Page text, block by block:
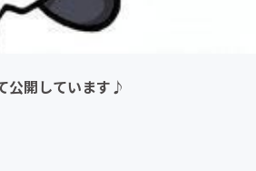
公開しています♪